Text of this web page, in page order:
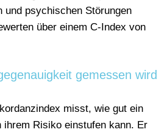
und psychischen Störungen
über einem C-Index von
gemessen wird
misst, wie gut ein
ihrem Risiko einstufen kann. Er